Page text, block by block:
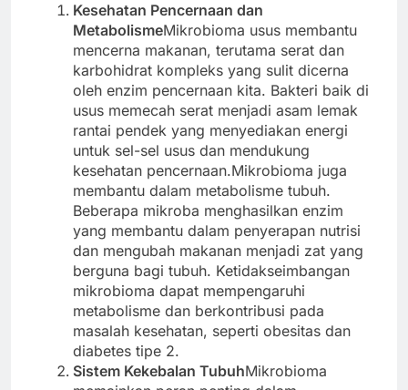
Kesehatan Pencernaan dan
MetabolismeMikrobioma usus membantu
mencerna makanan, terutama serat dan
karbohidrat kompleks yang sulit dicerna
oleh enzim pencernaan kita. Bakteri baik di
usus memecah serat menjadi asam lemak
rantai pendek yang menyediakan energi
untuk sel-sel usus dan mendukung
kesehatan pencernaan.Mikrobioma juga
membantu dalam metabolisme tubuh.
Beberapa mikroba menghasilkan enzim
yang membantu dalam penyerapan nutrisi
dan mengubah makanan menjadi zat yang
berguna bagi tubuh. Ketidakseimbangan
mikrobioma dapat mempengaruhi
metabolisme dan berkontribusi pada
masalah kesehatan, seperti obesitas dan
diabetes tipe 2.
Sistem Kekebalan TubuhMikrobioma